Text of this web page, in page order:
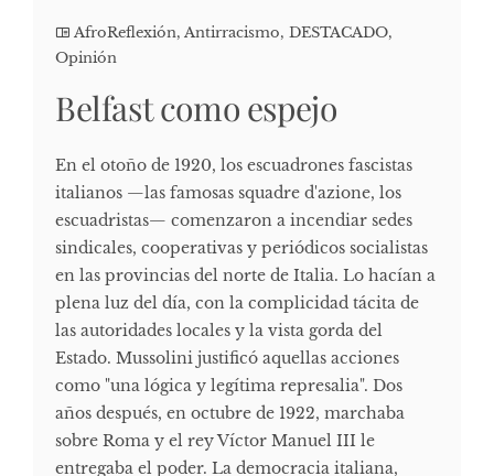
AfroReflexión, Antirracismo, DESTACADO,
Opinión
Belfast como espejo
En el otoño de 1920, los escuadrones fascistas
italianos —las famosas squadre d'azione, los
escuadristas— comenzaron a incendiar sedes
sindicales, cooperativas y periódicos socialistas
en las provincias del norte de Italia. Lo hacían a
plena luz del día, con la complicidad tácita de
las autoridades locales y la vista gorda del
Estado. Mussolini justificó aquellas acciones
como "una lógica y legítima represalia". Dos
años después, en octubre de 1922, marchaba
sobre Roma y el rey Víctor Manuel III le
entregaba el poder. La democracia italiana,